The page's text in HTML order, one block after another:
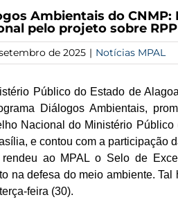
Ambientais do
pelo projeto sobre
de 2025 | Notícias MPAL
Público do Estado de
Diálogos Ambientais,
Nacional do Ministério
e contou com a participação
rendeu ao MPAL o Selo de
na defesa do meio ambiente.
feira (30).